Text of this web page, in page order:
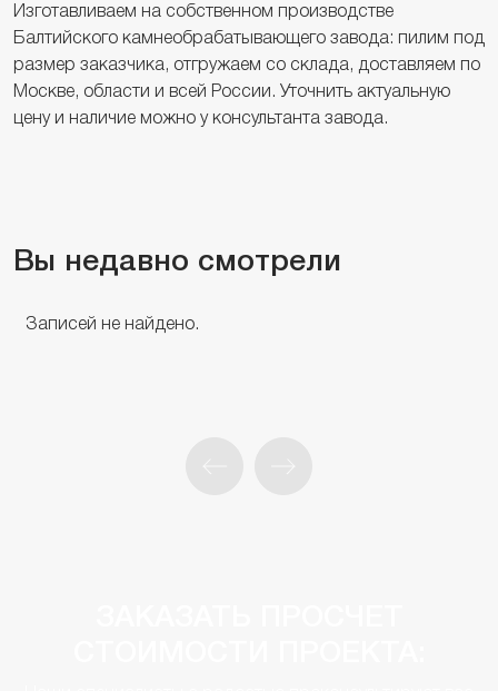
Изготавливаем на собственном производстве
Балтийского камнеобрабатывающего завода: пилим под
размер заказчика, отгружаем со склада, доставляем по
Москве, области и всей России. Уточнить актуальную
цену и наличие можно у консультанта завода.
Вы недавно смотрели
Записей не найдено.